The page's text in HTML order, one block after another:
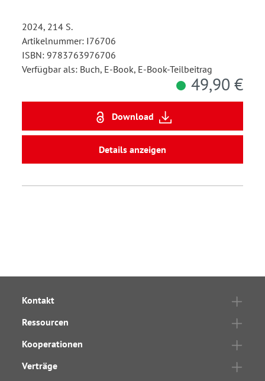
2024, 214 S.
Artikelnummer: I76706
ISBN: 9783763976706
Verfügbar als: Buch, E-Book, E-Book-Teilbeitrag
49,90 €
Download
Details anzeigen
Kontakt
Ressourcen
Kooperationen
Verträge